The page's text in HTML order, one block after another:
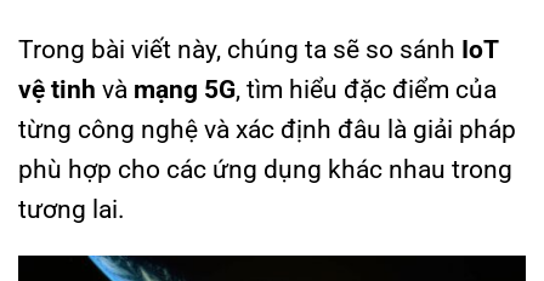
Trong bài viết này, chúng ta sẽ so sánh IoT
vệ tinh và mạng 5G, tìm hiểu đặc điểm của
từng công nghệ và xác định đâu là giải pháp
phù hợp cho các ứng dụng khác nhau trong
tương lai.